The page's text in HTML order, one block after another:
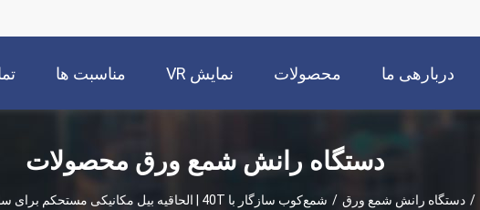
دربارهی ما محصولات نمایش VR مناسبت ها
دستگاه رانش شمع ورق محصولات
/ دستگاه رانش شمع ورق / شمع‌کوب سازگار با 40T | الحاقیه بیل مکانیکی مستحکم برای ساخت و ساز کارآمد